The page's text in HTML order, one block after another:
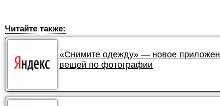
Читайте также:
«Снимите одежду» — новое
вещей по фотографии